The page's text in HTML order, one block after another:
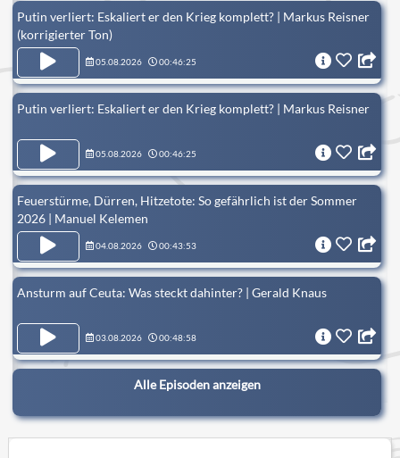
Putin verliert: Eskaliert er den Krieg komplett? | Markus Reisner
(korrigierter Ton)
05.08.2026 00:46:25
Putin verliert: Eskaliert er den Krieg komplett? | Markus Reisner
05.08.2026 00:46:25
Feuerstürme, Dürren, Hitzetote: So gefährlich ist der Sommer
2026 | Manuel Kelemen
04.08.2026 00:43:53
Ansturm auf Ceuta: Was steckt dahinter? | Gerald Knaus
03.08.2026 00:48:58
Alle Episoden anzeigen